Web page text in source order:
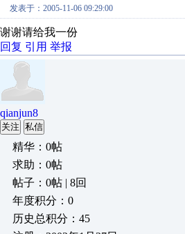
发表于：2005-11-06 09:29:00
谢谢请给我一份
回复 引用 举报
qianjun8
关注 私信
精华：0帖
求助：0帖
帖子：0帖 | 8回
年度积分：0
历史总积分：45